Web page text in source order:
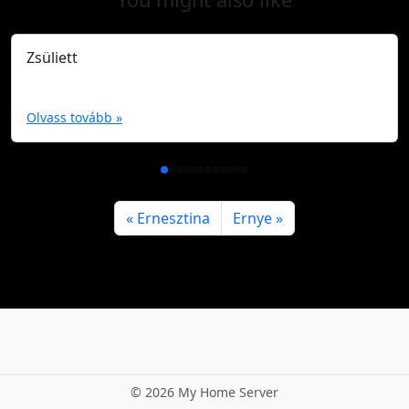
Zsüliett
Olvass tovább »
Ernesztina Ernye
© 2026 My Home Server